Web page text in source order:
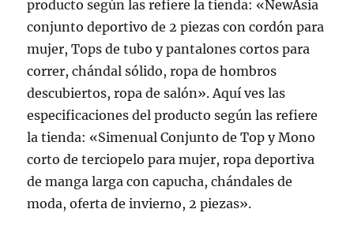
producto según las refiere la tienda: «NewAsia
conjunto deportivo de 2 piezas con cordón para
mujer, Tops de tubo y pantalones cortos para
correr, chándal sólido, ropa de hombros
descubiertos, ropa de salón». Aquí ves las
especificaciones del producto según las refiere
la tienda: «Simenual Conjunto de Top y Mono
corto de terciopelo para mujer, ropa deportiva
de manga larga con capucha, chándales de
moda, oferta de invierno, 2 piezas».